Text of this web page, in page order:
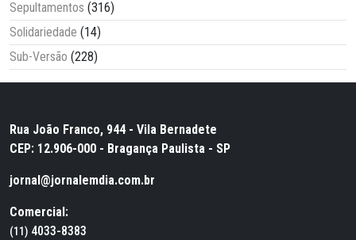
Sepultamentos (316)
Solidariedade (14)
Sub-Versão (228)
Rua João Franco, 944 - Vila Bernadete
CEP: 12.906-000 - Bragança Paulista - SP
jornal@jornalemdia.com.br
Comercial:
(11) 4033-8383